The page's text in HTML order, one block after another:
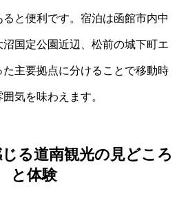
と便利です。宿泊は函館市内中
国定公園近辺、松前の城下町エ
た主要拠点に分けることで移動時
気を味わえます。
る道南観光の見どころ
と体験